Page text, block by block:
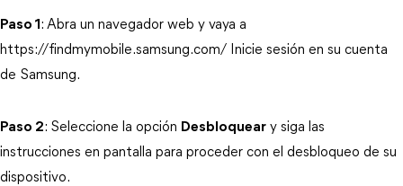
Paso 1 : Abra un navegador web y vaya a
https://findmymobile.samsung.com/ Inicie sesión en su cuenta
de Samsung.
Paso 2: Seleccione la opción Desbloquear y siga las
instrucciones en pantalla para proceder con el desbloqueo de su
dispositivo.